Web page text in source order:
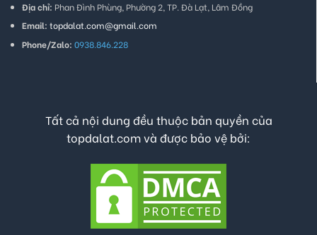
Địa chỉ: Phan Đình Phùng, Phường 2, TP. Đà Lạt, Lâm Đồng
Email: topdalat.com@gmail.com
Phone/Zalo: 0938.846.228
Tất cả nội dung đều thuộc bản quyền của
topdalat.com và được bảo vệ bởi: